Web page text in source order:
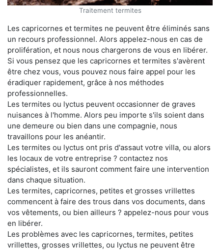
Traitement termites
Les capricornes et termites ne peuvent être éliminés sans
un recours professionnel. Alors appelez-nous en cas de
prolifération, et nous nous chargerons de vous en libérer.
Si vous pensez que les capricornes et termites s'avèrent
être chez vous, vous pouvez nous faire appel pour les
éradiquer rapidement, grâce à nos méthodes
professionnelles.
Les termites ou lyctus peuvent occasionner de graves
nuisances à l'homme. Alors peu importe s'ils soient dans
une demeure ou bien dans une compagnie, nous
travaillons pour les anéantir.
Les termites ou lyctus ont pris d'assaut votre villa, ou alors
les locaux de votre entreprise ? contactez nos
spécialistes, et ils sauront comment faire une intervention
dans chaque situation.
Les termites, capricornes, petites et grosses vrillettes
commencent à faire des trous dans vos documents, dans
vos vêtements, ou bien ailleurs ? appelez-nous pour vous
en libérer.
Les problèmes avec les capricornes, termites, petites
vrillettes, grosses vrillettes, ou lyctus ne peuvent être